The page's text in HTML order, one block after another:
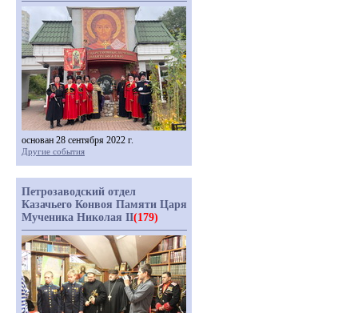
основан 28 сентября 2022 г.
Другие события
Петрозаводский отдел
Казачьего Конвоя Памяти Царя
Мученика Николая II(179)